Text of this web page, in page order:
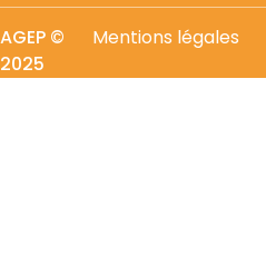
AGEP ©
2025
Mentions légales